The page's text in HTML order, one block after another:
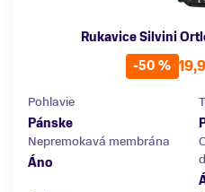
Rukavice Silvini
-50 %
Pohlavie
Pánske
Nepremokavá membrána
Áno